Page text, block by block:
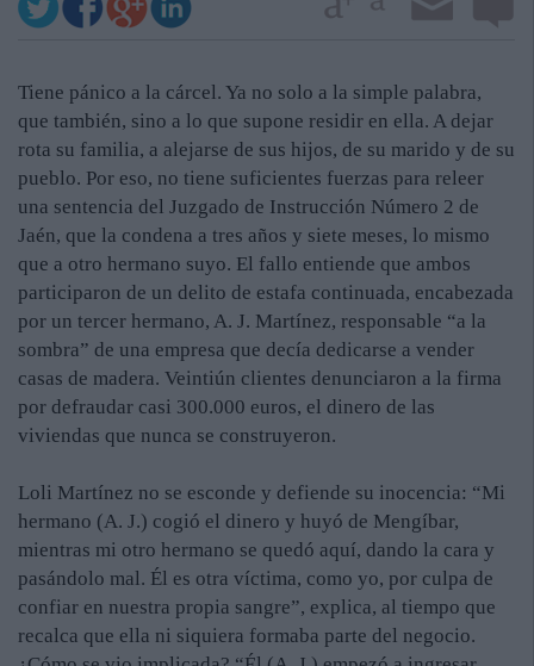
Tiene pánico a la cárcel. Ya no solo a la simple palabra,
que también, sino a lo que supone residir en ella. A dejar
rota su familia, a alejarse de sus hijos, de su marido y de su
pueblo. Por eso, no tiene suficientes fuerzas para releer
una sentencia del Juzgado de Instrucción Número 2 de
Jaén, que la condena a tres años y siete meses, lo mismo
que a otro hermano suyo. El fallo entiende que ambos
participaron de un delito de estafa continuada, encabezada
por un tercer hermano, A. J. Martínez, responsable “a la
sombra” de una empresa que decía dedicarse a vender
casas de madera. Veintiún clientes denunciaron a la firma
por defraudar casi 300.000 euros, el dinero de las
viviendas que nunca se construyeron.
Loli Martínez no se esconde y defiende su inocencia: “Mi
hermano (A. J.) cogió el dinero y huyó de Mengíbar,
mientras mi otro hermano se quedó aquí, dando la cara y
pasándolo mal. Él es otra víctima, como yo, por culpa de
confiar en nuestra propia sangre”, explica, al tiempo que
recalca que ella ni siquiera formaba parte del negocio.